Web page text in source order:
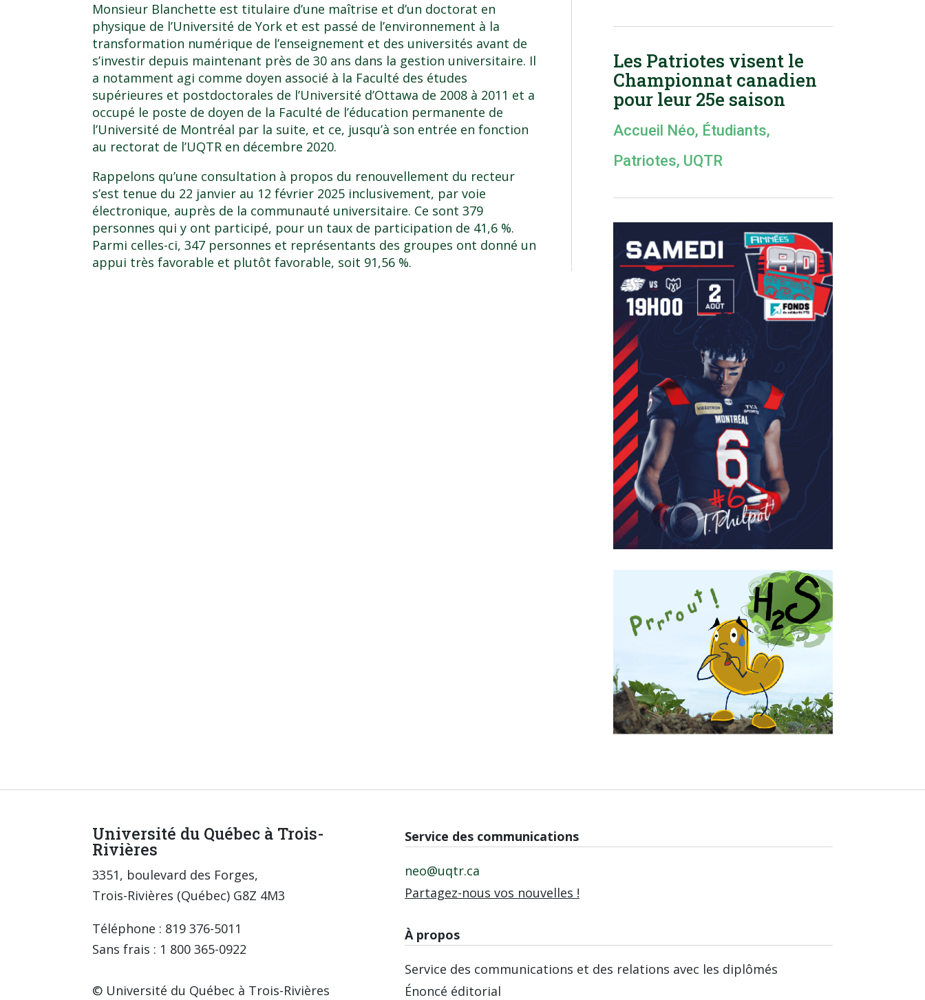
Monsieur Blanchette est titulaire d’une maîtrise et d’un doctorat en
physique de l’Université de York et est passé de l’environnement à la
transformation numérique de l’enseignement et des universités avant de
s’investir depuis maintenant près de 30 ans dans la gestion universitaire. Il
a notamment agi comme doyen associé à la Faculté des études
supérieures et postdoctorales de l’Université d’Ottawa de 2008 à 2011 et a
occupé le poste de doyen de la Faculté de l’éducation permanente de
l’Université de Montréal par la suite, et ce, jusqu’à son entrée en fonction
au rectorat de l’UQTR en décembre 2020.
Rappelons qu’une consultation à propos du renouvellement du recteur
s’est tenue du 22 janvier au 12 février 2025 inclusivement, par voie
électronique, auprès de la communauté universitaire. Ce sont 379
personnes qui y ont participé, pour un taux de participation de 41,6 %.
Parmi celles-ci, 347 personnes et représentants des groupes ont donné un
appui très favorable et plutôt favorable, soit 91,56 %.
Les Patriotes visent le
Championnat canadien
pour leur 25e saison
Accueil Néo, Étudiants,
Patriotes, UQTR
Université du Québec à Trois-
Rivières
3351, boulevard des Forges,
Trois-Rivières (Québec) G8Z 4M3
Téléphone : 819 376-5011
Sans frais : 1 800 365-0922
© Université du Québec à Trois-Rivières
Service des communications
neo@uqtr.ca
Partagez-nous vos nouvelles !
À propos
Service des communications et des relations avec les diplômés
Énoncé éditorial